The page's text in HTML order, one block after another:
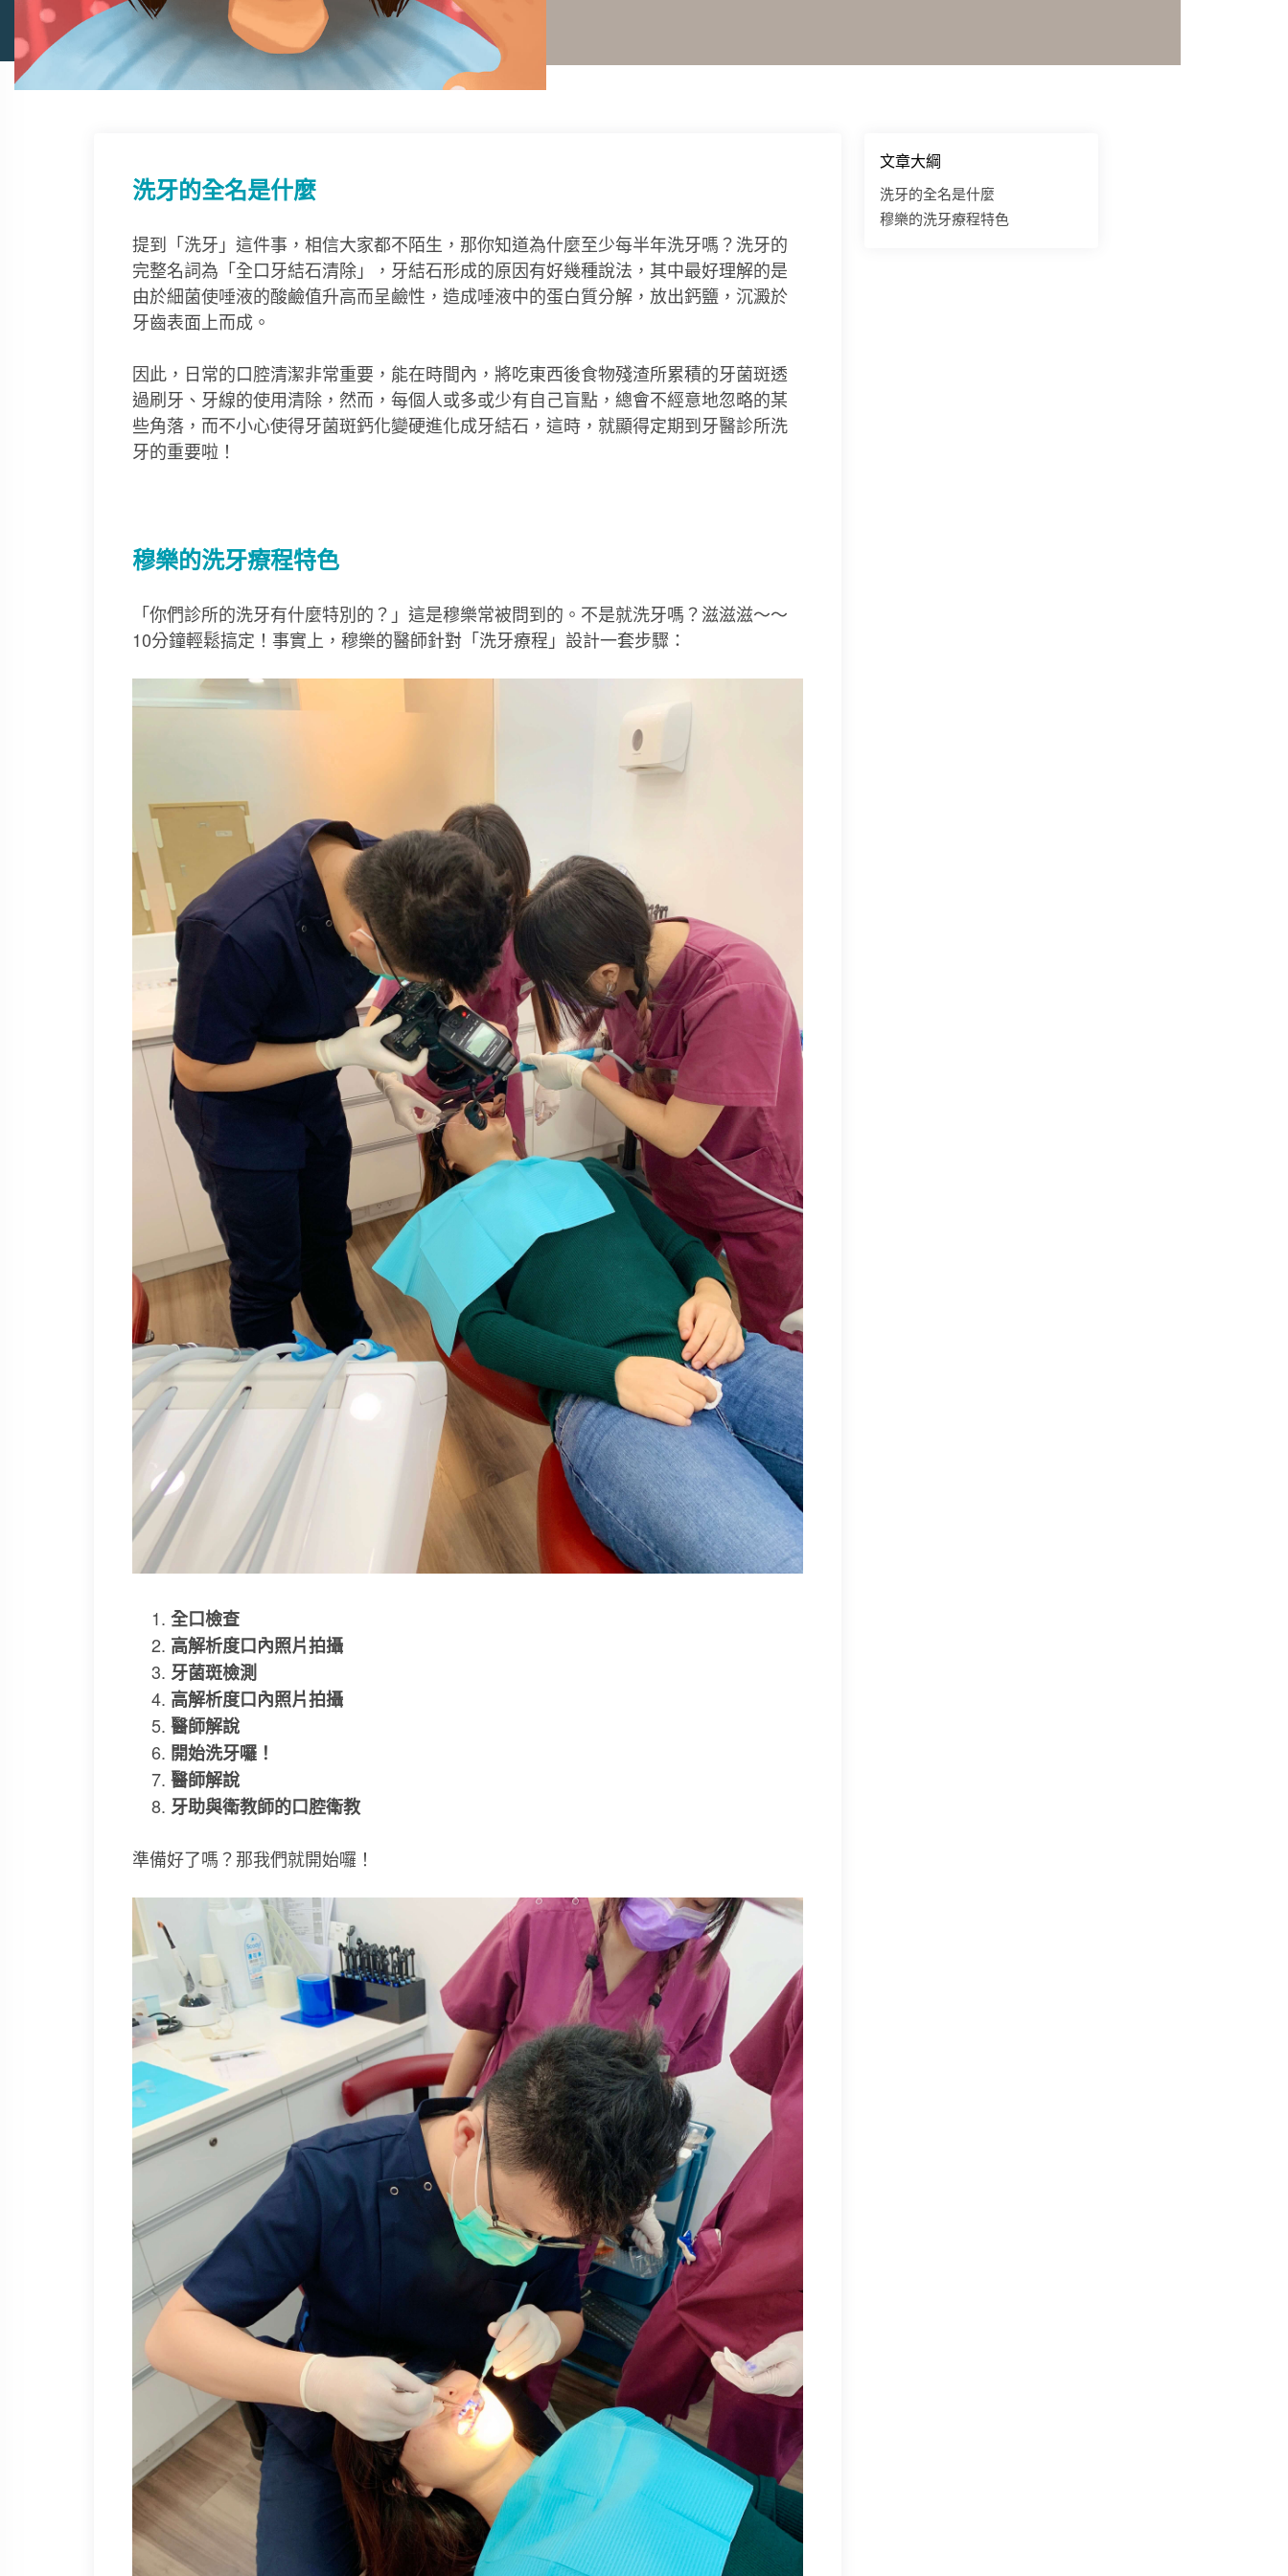
洗牙的全名是什麼
提到「洗牙」這件事，相信大家都不陌生，那你知道為什麼至少每半年洗牙嗎？洗牙的
完整名詞為「全口牙結石清除」，牙結石形成的原因有好幾種說法，其中最好理解的是
由於細菌使唾液的酸鹼值升高而呈鹼性，造成唾液中的蛋白質分解，放出鈣鹽，沉澱於
牙齒表面上而成。
因此，日常的口腔清潔非常重要，能在時間內，將吃東西後食物殘渣所累積的牙菌斑透
過刷牙、牙線的使用清除，然而，每個人或多或少有自己盲點，總會不經意地忽略的某
些角落，而不小心使得牙菌斑鈣化變硬進化成牙結石，這時，就顯得定期到牙醫診所洗
牙的重要啦！
穆樂的洗牙療程特色
「你們診所的洗牙有什麼特別的？」這是穆樂常被問到的。不是就洗牙嗎？滋滋滋～～
10分鐘輕鬆搞定！事實上，穆樂的醫師針對「洗牙療程」設計一套步驟：
全口檢查
高解析度口內照片拍攝
牙菌斑檢測
高解析度口內照片拍攝
醫師解說
開始洗牙囉！
醫師解說
牙助與衛教師的口腔衛教
準備好了嗎？那我們就開始囉！
文章大綱
洗牙的全名是什麼
穆樂的洗牙療程特色